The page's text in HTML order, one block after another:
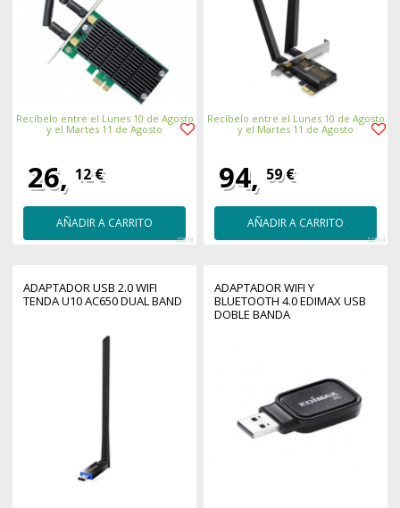
Recíbelo entre el Lunes 10 de Agosto
y el Martes 11 de Agosto
26, 12 €
AÑADIR A CARRITO
25918
Recíbelo entre el Lunes 10 de Agosto
y el Martes 11 de Agosto
94, 59 €
AÑADIR A CARRITO
52514
ADAPTADOR USB 2.0 WIFI
TENDA U10 AC650 DUAL BAND
ADAPTADOR WIFI Y
BLUETOOTH 4.0 EDIMAX USB
DOBLE BANDA